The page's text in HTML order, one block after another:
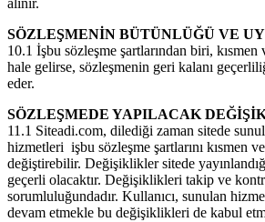
alınır.
SÖZLEŞMENİN BÜTÜNLÜĞÜ VE
10.1 İşbu sözleşme şartlarından biri, kısmen
hale gelirse, sözleşmenin geri kalanı
eder.
SÖZLEŞMEDE YAPILACAK
11.1 Siteadi.com, dilediği zaman sitede
hizmetleri işbu sözleşme şartlarını kısmen
değiştirebilir. Değişiklikler sitede
geçerli olacaktır. Değişiklikleri takip ve
sorumluluğundadır. Kullanıcı, sunulan
devam etmekle bu değişiklikleri de kabul